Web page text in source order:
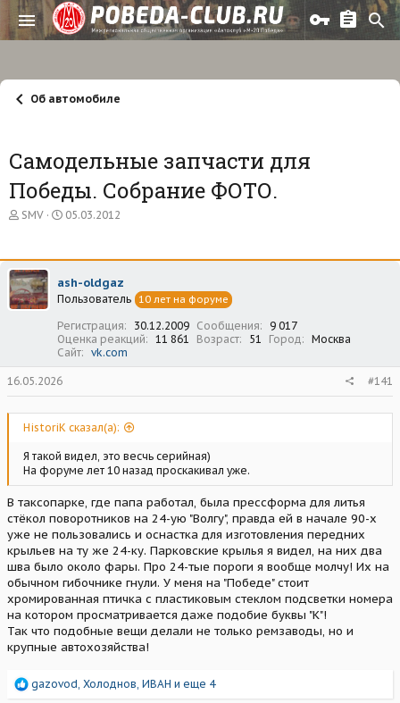
Об автомобиле
Самодельные запчасти для
Победы. Собрание ФОТО.
А
о
р
т
е
SMV
Д
а
а
ч
л
а
05.03.2012
ash-oldgaz
Пользователь 10 лет на форуме
Регистрация 30.12.2009 Сообщения
9 017
Оценка реакций
11 861 Возраст 51 Город
Москва
Сайт
vk.com
16.05.2026 #141
HistoriK сказал(а):
Я такой видел, это весчь серийная)
На форуме лет 10 назад проскакивал уже.
В таксопарке, где папа работал, была прессформа для литья
стёкол поворотников на 24-ую "Волгу", правда ей в начале 90-х
уже не пользовались и оснастка для изготовления передних
крыльев на ту же 24-ку. Парковские крылья я видел, на них два
шва было около фары. Про 24-тые пороги я вообще молчу! Их на
обычном гибочнике гнули. У меня на "Победе" стоит
хромированная птичка с пластиковым стеклом подсветки номера
на котором просматривается даже подобие буквы "К"!
Так что подобные вещи делали не только ремзаводы, но и
крупные автохозяйства!
Р
gazovod Холоднов ИВАН и еще 4